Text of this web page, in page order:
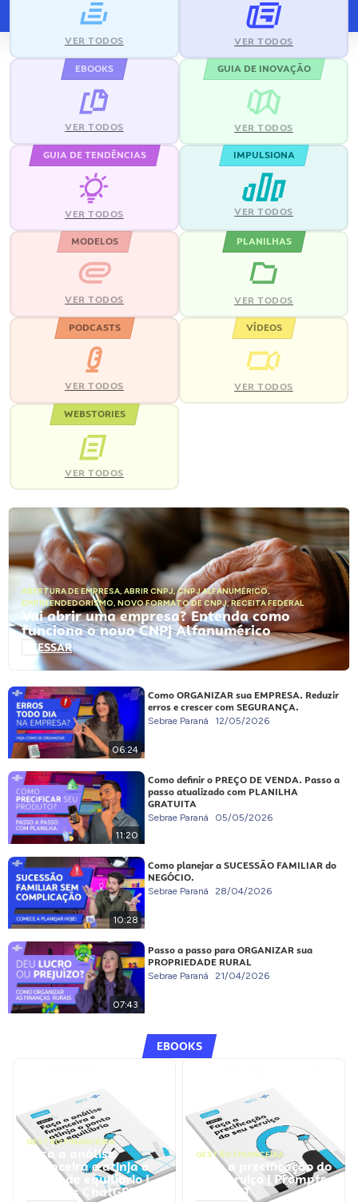
VER TODOS VER TODOS
EBOOKS
VER TODOS
GUIA DE INOVAÇÃO
VER TODOS
GUIA DE TENDÊNCIAS
VER TODOS
IMPULSIONA
VER TODOS
MODELOS
VER TODOS
PLANILHAS
VER TODOS
PODCASTS
VER TODOS
VÍDEOS
VER TODOS
WEBSTORIES
VER TODOS
ABERTURA DE EMPRESA, ABRIR CNPJ,CNPJ ALFANUMÉRICO,
EMPREENDEDORISMO, NOVO FORMATO DE CNPJ,RECEITA FEDERAL
Vai abrir uma empresa? Entenda como
funciona o novo CNPJ Alfanumérico
ACESSAR
06:24
Como ORGANIZAR sua EMPRESA. Reduzir
erros e crescer com SEGURANÇA.
Sebrae Paraná 12/05/2026
11:20
Como definir o PREÇO DE VENDA. Passo a
passo atualizado com PLANILHA
GRATUITA
Sebrae Paraná 05/05/2026
10:28
Como planejar a SUCESSÃO FAMILIAR do
NEGÓCIO.
Sebrae Paraná 28/04/2026
07:43
Passo a passo para ORGANIZAR sua
PROPRIEDADE RURAL
Sebrae Paraná 21/04/2026
EBOOKS
GESTÃO FINANCEIRA
Faça a análise
financeira e atinja o
ponto de equilíbrio |
Prompts ChatGPT
GESTÃO FINANCEIRA
Faça a precificação do
seu serviço | Prompts
ChatGPT